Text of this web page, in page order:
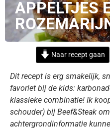
APPELTJES
Naar recept gaan
Dit recept is erg smakelijk,
favoriet bij de kids:
klassieke combinatie! Ik
schouder) bij Beef&Steak
achtergrondinformatie